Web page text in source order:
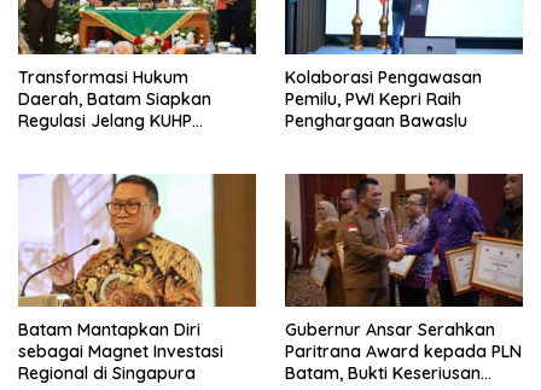
Transformasi Hukum
Daerah, Batam Siapkan
Regulasi Jelang KUHP
Kolaborasi Pengawasan
Pemilu, PWI Kepri Raih
Penghargaan Bawaslu
Batam Mantapkan Diri
sebagai Magnet Investasi
Regional di Singapura
Gubernur Ansar Serahkan
Paritrana Award kepada PLN
Batam, Bukti Keseriusan